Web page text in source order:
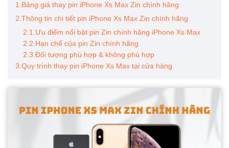
1.Bảng giá thay pin iPhone Xs Max Zin chính hãng
2.Thông tin chi tiết pin iPhone Xs Max Zin chính hãng
2.1.Ưu điểm nổi bật pin Zin chính hãng iPhone Xs Max
2.2.Hạn chế của pin Zin chính hãng
2.3.Đối tượng phù hợp & không phù hợp
3.Quy trình thay pin iPhone Xs Max tại cửa hàng